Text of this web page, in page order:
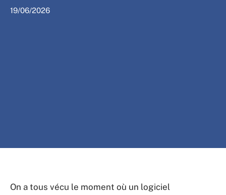
19/06/2026
On a tous vécu le moment où un logiciel